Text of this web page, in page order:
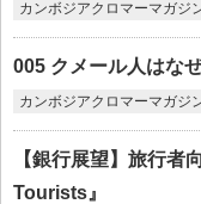
カンボジアクロマーマガジ
005 クメール人はな
カンボジアクロマーマガジ
【銀行展望】旅行
Tourists』